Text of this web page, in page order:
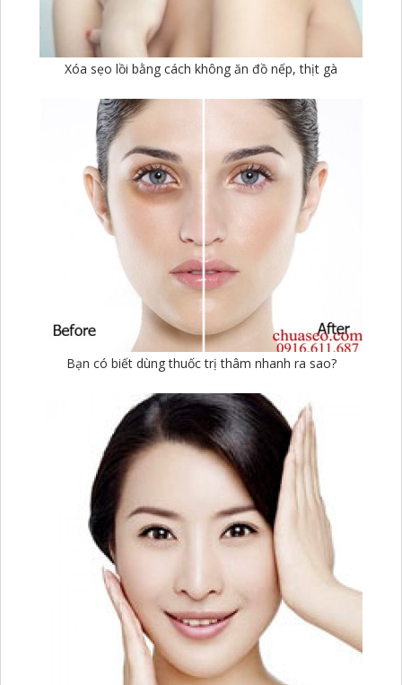
Xóa sẹo lồi bằng cách không ăn đồ nếp, thịt gà
Bạn có biết dùng thuốc trị thâm nhanh ra sao?